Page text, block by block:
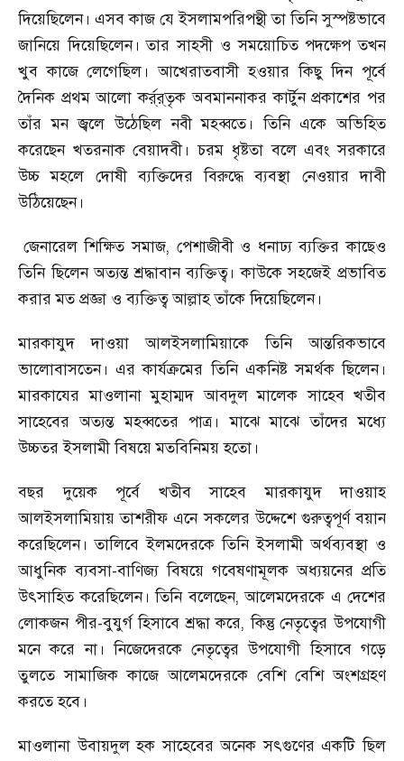
দিয়েছিলেন। এসব কাজ যে ইসলামপরিপন্থী তা তিনি সুস্পষ্টভাবে
জানিয়ে দিয়েছিলেন। তার সাহসী ও সময়োচিত পদক্ষেপ তখন
খুব কাজে লেগেছিল। আখেরাতবাসী হওয়ার কিছু দিন পূর্বে
দৈনিক প্রথম আলো কর্র্র্তৃক অবমাননাকর কার্টুন প্রকাশের পর
তাঁর মন জ্বলে উঠেছিল নবী মহব্বতে। তিনি একে অভিহিত
করেছেন খতরনাক বেয়াদবী। চরম ধৃষ্টতা বলে এবং সরকারে
উচ্চ মহলে দোষী ব্যক্তিদের বিরুদ্ধে ব্যবস্থা নেওয়ার দাবী
উঠিয়েছেন।
জেনারেল শিক্ষিত সমাজ, পেশাজীবী ও ধনাঢ্য ব্যক্তির কাছেও
তিনি ছিলেন অত্যন্ত শ্রদ্ধাবান ব্যক্তিত্ব। কাউকে সহজেই প্রভাবিত
করার মত প্রজ্ঞা ও ব্যক্তিত্ব আল্লাহ তাঁকে দিয়েছিলেন।
মারকাযুদ দাওয়া আলইসলামিয়াকে তিনি আন্তরিকভাবে
ভালোবাসতেন। এর কার্যক্রমের তিনি একনিষ্ট সমর্থক ছিলেন।
মারকাযের মাওলানা মুহাম্মদ আবদুল মালেক সাহেব খতীব
সাহেবের অত্যন্ত মহব্বতের পাত্র। মাঝে মাঝে তাঁদের মধ্যে
উচ্চতর ইসলামী বিষয়ে মতবিনিময় হতো।
বছর দুয়েক পূর্বে খতীব সাহেব মারকাযুদ দাওয়াহ
আলইসলামিয়ায় তাশরীফ এনে সকলের উদ্দেশে গুরুত্বপূর্ণ বয়ান
করেছিলেন। তালিবে ইলমদেরকে তিনি ইসলামী অর্থব্যবস্থা ও
আধুনিক ব্যবসা-বাণিজ্য বিষয়ে গবেষণামূলক অধ্যয়নের প্রতি
উৎসাহিত করেছিলেন। তিনি বলেছেন,আলেমদেরকে এ দেশের
লোকজন পীর-বুযুর্গ হিসাবে শ্রদ্ধা করে,কিন্তু নেতৃত্বের উপযোগী
মনে করে না। নিজেদেরকে নেতৃত্বের উপযোগী হিসাবে গড়ে
তুলতে সামাজিক কাজে আলেমদেরকে বেশি বেশি অংশগ্রহণ
করতে হবে।
মাওলানা উবায়দুল হক সাহেবের অনেক সৎগুণের একটি ছিল